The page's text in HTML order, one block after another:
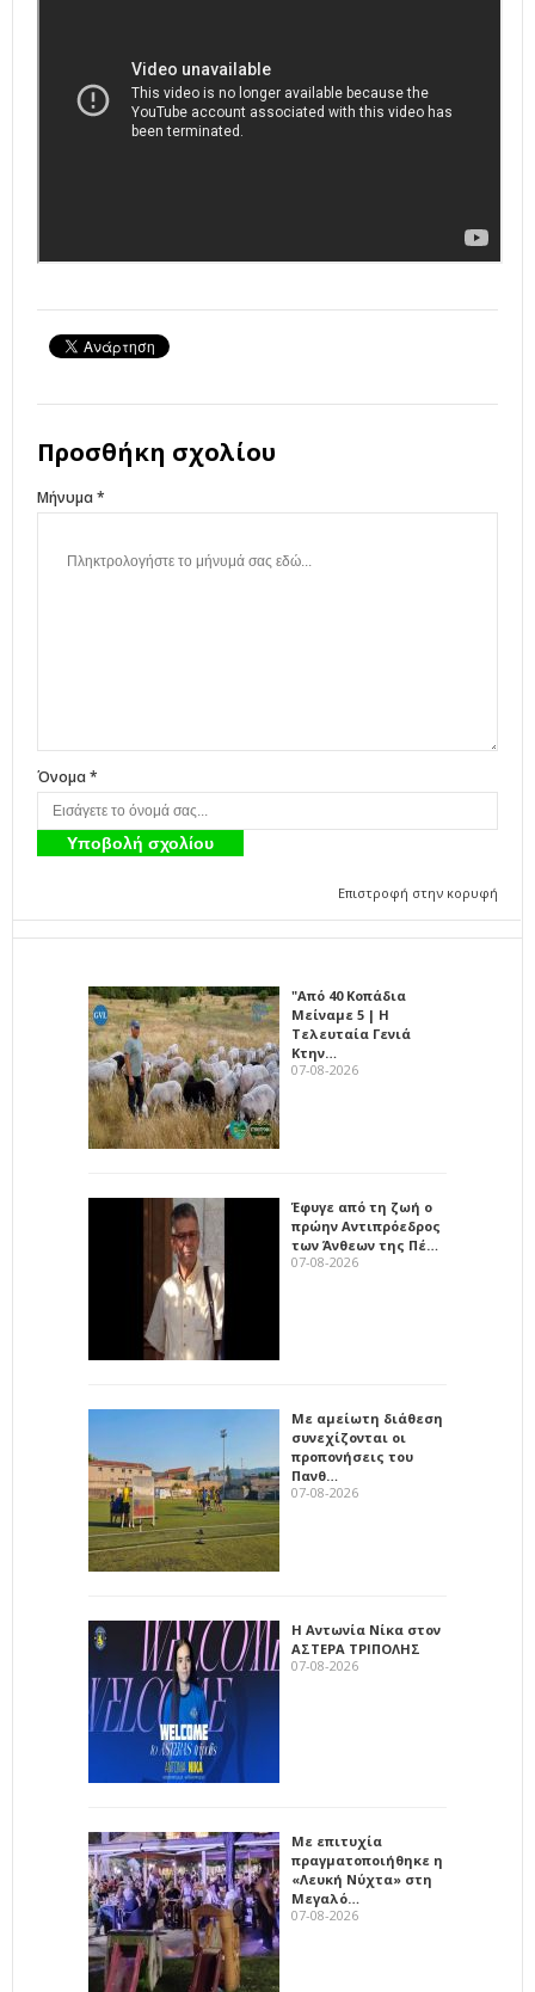
Προσθήκη σχολίου
Μήνυμα *
Όνομα *
Επιστροφή στην κορυφή
"Από 40 Κοπάδια
Μείναμε 5 | Η
Τελευταία Γενιά
Κτην…
07-08-2026
Έφυγε από τη ζωή ο
πρώην Αντιπρόεδρος
των Άνθεων της Πέ…
07-08-2026
Με αμείωτη διάθεση
συνεχίζονται οι
προπονήσεις του
Πανθ…
07-08-2026
Η Αντωνία Νίκα στον
ΑΣΤΕΡΑ ΤΡΙΠΟΛΗΣ
07-08-2026
Με επιτυχία
πραγματοποιήθηκε η
«Λευκή Νύχτα» στη
Μεγαλό…
07-08-2026